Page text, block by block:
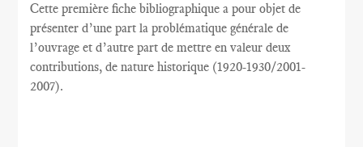
Cette première fiche bibliographique a pour objet de
présenter d’une part la problématique générale de
l’ouvrage et d’autre part de mettre en valeur deux
contributions, de nature historique (1920-1930/2001-
2007).